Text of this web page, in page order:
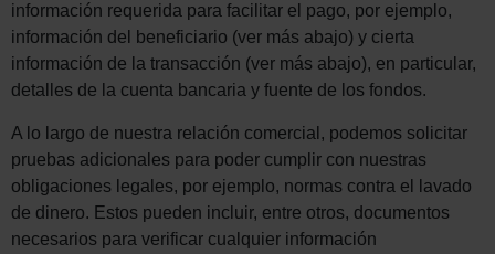
información requerida para facilitar el pago, por ejemplo,
información del beneficiario (ver más abajo) y cierta
información de la transacción (ver más abajo), en particular,
detalles de la cuenta bancaria y fuente de los fondos.
A lo largo de nuestra relación comercial, podemos solicitar
pruebas adicionales para poder cumplir con nuestras
obligaciones legales, por ejemplo, normas contra el lavado
de dinero. Estos pueden incluir, entre otros, documentos
necesarios para verificar cualquier información